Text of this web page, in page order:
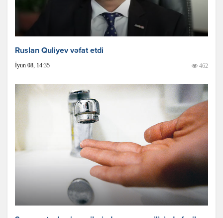
Ruslan Quliyev vəfat etdi
İyun 08, 14:35 462